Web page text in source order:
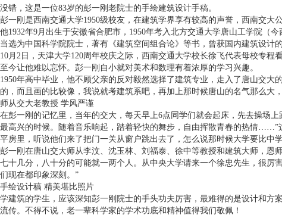
没错，这是一位83岁的彭一刚老院士的手绘建筑设计手稿。
彭一刚是西南交通大学1950级校友，在建筑学界享有较高的声誉，西南交大
他1932年9月出生于安徽省合肥市，1950年考入北方交通大学唐山工学院（
当选为中国科学院院士，著有《建筑空间组合论》等书，曾获国内建筑设计的
10月2日，天津大学120周年校庆之际，西南交通大学校长徐飞代表母校专
至今让他难以忘怀。彭一刚自小就对美术和数理有着浓厚的学习兴趣。
1950年高中毕业，他不顾父亲的反对毅然选择了建筑专业，走入了唐山交
的，而且画的比较像，我说就考建筑系吧，再加上那时候唐山的名气那么大
师从交大老教授 学风严谨
在彭一刚的记忆里，当年的交大，每天早上6点同学们就会起床，先去操场
最高兴的时候。随着音乐响起，踏着轻快的舞步，自由挥散青春的热情……”
平房里，听说他们来了把门一关从窗户跳出去了，怎么说那时候大学要比中
彭一刚在唐山交大师从李汶、沈玉林、刘福泰、徐中等教授和建筑大师，
七十几分，八十分的可能就一两个人。从中央大学请来一个徐忠先生，很
们现在都印象深刻。”
手绘设计稿 精美堪比照片
学建筑的学生，应该深知彭一刚院士的手头功夫厉害，最难得的是设计和
流传。不得不说，老一辈科学家的学术功底和精神值得我们敬佩！